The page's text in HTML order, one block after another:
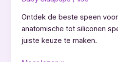
Ontdek de beste speen
anatomische tot siliconen
juiste keuze te maken.